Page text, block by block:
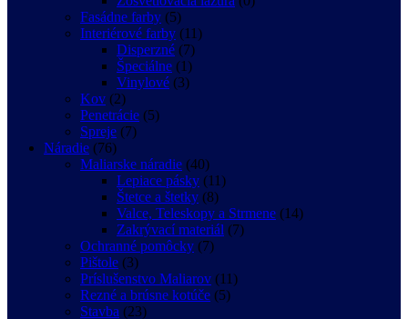
Fasádne farby (5)
Interiérové farby (11)
Disperzné (7)
Špeciálne (1)
Vinylové (3)
Kov (2)
Penetrácie (5)
Spreje (7)
Náradie (76)
Maliarske náradie (40)
Lepiace pásky (11)
Štetce a štetky (8)
Valce, Teleskopy a Strmene (14)
Zakrývací materiál (7)
Ochranné pomôcky (7)
Pištole (3)
Príslušenstvo Maliarov (11)
Rezné a brúsne kotúče (5)
Stavba (23)